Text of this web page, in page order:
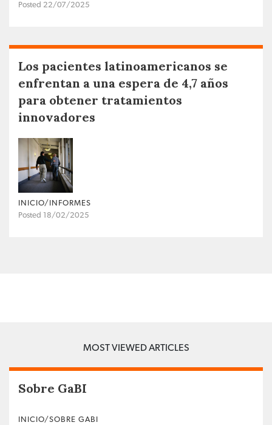
Posted 22/07/2025
Los pacientes latinoamericanos se
enfrentan a una espera de 4,7 años
para obtener tratamientos
innovadores
INICIO/INFORMES
Posted 18/02/2025
MOST VIEWED ARTICLES
Sobre GaBI
INICIO/SOBRE GABI